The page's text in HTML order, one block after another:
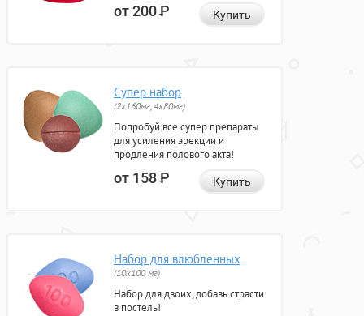
от 200Р Купить
Супер набор
(2х160мг, 4х80мг)
Попробуй все супер препараты
для усиления эрекции и
продления полового акта!
от 158Р Купить
Набор для влюбленных
(10х100 мг)
Набор для двоих, добавь страсти
в постель!